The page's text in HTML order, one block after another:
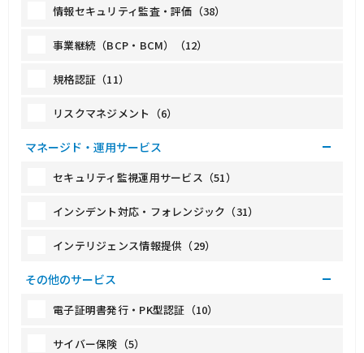
情報セキュリティ監査・評価（38）
事業継続（BCP・BCM）（12）
規格認証（11）
リスクマネジメント（6）
マネージド・運用サービス
セキュリティ監視運用サービス（51）
インシデント対応・フォレンジック（31）
インテリジェンス情報提供（29）
その他のサービス
電子証明書発行・PK型認証（10）
サイバー保険（5）